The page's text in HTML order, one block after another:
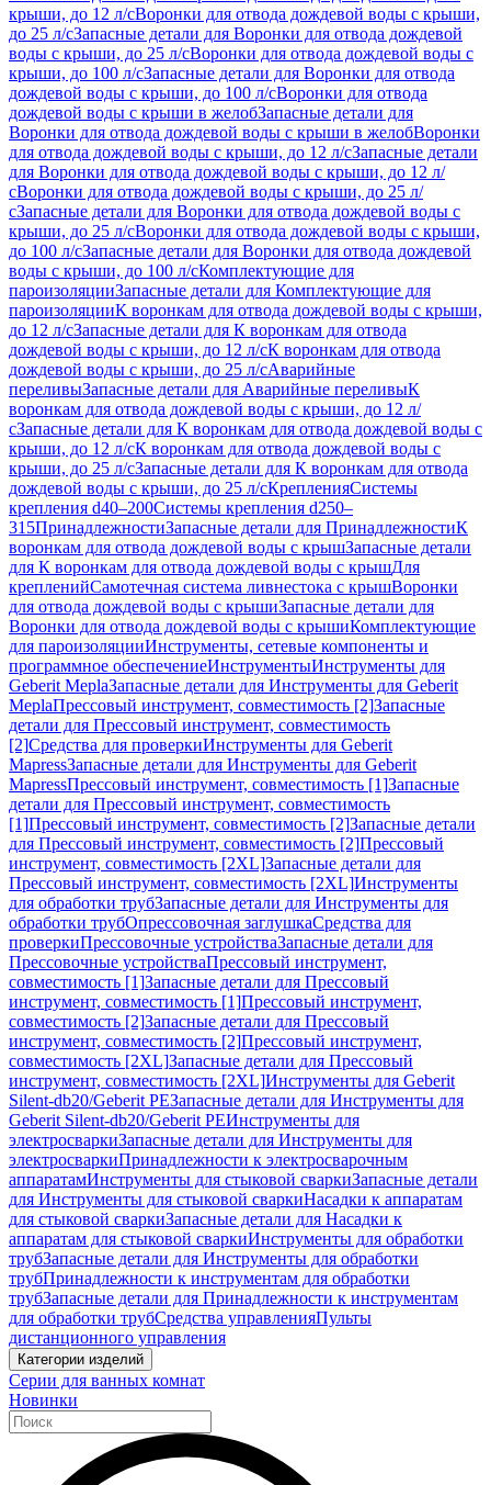
крыши, до 12 л/сВоронки для отвода дождевой воды с крыши,
до 25 л/сЗапасные детали для Воронки для отвода дождевой
воды с крыши, до 25 л/сВоронки для отвода дождевой воды с
крыши, до 100 л/сЗапасные детали для Воронки для отвода
дождевой воды с крыши, до 100 л/сВоронки для отвода
дождевой воды с крыши в желобЗапасные детали для
Воронки для отвода дождевой воды с крыши в желобВоронки
для отвода дождевой воды с крыши, до 12 л/сЗапасные детали
для Воронки для отвода дождевой воды с крыши, до 12 л/
сВоронки для отвода дождевой воды с крыши, до 25 л/
сЗапасные детали для Воронки для отвода дождевой воды с
крыши, до 25 л/сВоронки для отвода дождевой воды с крыши,
до 100 л/сЗапасные детали для Воронки для отвода дождевой
воды с крыши, до 100 л/сКомплектующие для
пароизоляцииЗапасные детали для Комплектующие для
пароизоляцииК воронкам для отвода дождевой воды с крыши,
до 12 л/сЗапасные детали для К воронкам для отвода
дождевой воды с крыши, до 12 л/сК воронкам для отвода
дождевой воды с крыши, до 25 л/сАварийные
переливыЗапасные детали для Аварийные переливыК
воронкам для отвода дождевой воды с крыши, до 12 л/
сЗапасные детали для К воронкам для отвода дождевой воды с
крыши, до 12 л/сК воронкам для отвода дождевой воды с
крыши, до 25 л/сЗапасные детали для К воронкам для отвода
дождевой воды с крыши, до 25 л/сКрепленияСистемы
крепления d40–200Системы крепления d250–
315ПринадлежностиЗапасные детали для ПринадлежностиК
воронкам для отвода дождевой воды с крышЗапасные детали
для К воронкам для отвода дождевой воды с крышДля
крепленийСамотечная система ливнестока с крышВоронки
для отвода дождевой воды с крышиЗапасные детали для
Воронки для отвода дождевой воды с крышиКомплектующие
для пароизоляцииИнструменты, сетевые компоненты и
программное обеспечениеИнструментыИнструменты для
Geberit MeplaЗапасные детали для Инструменты для Geberit
MeplaПрессовый инструмент, совместимость [2]Запасные
детали для Прессовый инструмент, совместимость
[2]Средства для проверкиИнструменты для Geberit
MapressЗапасные детали для Инструменты для Geberit
MapressПрессовый инструмент, совместимость [1]Запасные
детали для Прессовый инструмент, совместимость
[1]Прессовый инструмент, совместимость [2]Запасные детали
для Прессовый инструмент, совместимость [2]Прессовый
инструмент, совместимость [2XL]Запасные детали для
Прессовый инструмент, совместимость [2XL]Инструменты
для обработки трубЗапасные детали для Инструменты для
обработки трубОпрессовочная заглушкаСредства для
проверкиПрессовочные устройстваЗапасные детали для
Прессовочные устройстваПрессовый инструмент,
совместимость [1]Запасные детали для Прессовый
инструмент, совместимость [1]Прессовый инструмент,
совместимость [2]Запасные детали для Прессовый
инструмент, совместимость [2]Прессовый инструмент,
совместимость [2XL]Запасные детали для Прессовый
инструмент, совместимость [2XL]Инструменты для Geberit
Silent-db20/Geberit PEЗапасные детали для Инструменты для
Geberit Silent-db20/Geberit PEИнструменты для
электросваркиЗапасные детали для Инструменты для
электросваркиПринадлежности к электросварочным
аппаратамИнструменты для стыковой сваркиЗапасные детали
для Инструменты для стыковой сваркиНасадки к аппаратам
для стыковой сваркиЗапасные детали для Насадки к
аппаратам для стыковой сваркиИнструменты для обработки
трубЗапасные детали для Инструменты для обработки
трубПринадлежности к инструментам для обработки
трубЗапасные детали для Принадлежности к инструментам
для обработки трубСредства управленияПульты
дистанционного управления
Категории изделий
Серии для ванных комнат
Новинки